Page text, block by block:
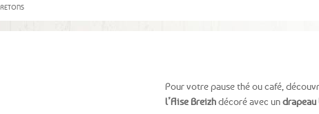
Pour votre pause thé ou café,
l’Aise Breizhdécoré avec un